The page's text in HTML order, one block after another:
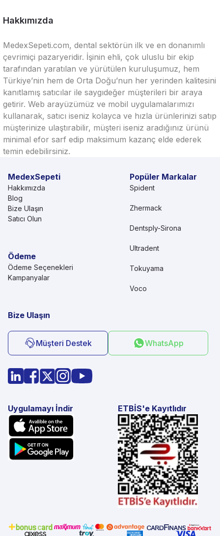
Hakkımızda
MedexSepeti.com, dental sektörün ilk ve en donanımlı
çevrimiçi pazaryeridir. İşinin ehli, çok uluslu bir ekip
tarafından yaratılan ve yürütülen kuruluşumuz, hem
Türkiye’nin hem de Orta Doğu’nun her yerinden kalitesini
kanıtlamış satıcılar ile saygıdeğer müşterileri bir araya
getirir. Web arayüzümüz ve mobil uygulamalarımızı
kullanarak, satıcı iseniz kolayca ve hızla ürünlerinizi satıp
müşterinize ulaştırabilir, müşteri iseniz aradığınız ürünü
minimal efor sarf edip maksimum kazanç elde ederek
temin edebilirsiniz.
MedexSepeti
Hakkımızda
Blog
Bize Ulaşın
Satıcı Olun
Ödeme
Ödeme Seçenekleri
Kampanyalar
Popüler Markalar
Spident
Zhermack
Dentsply-Sirona
Ultradent
Tokuyama
Voco
Bize Ulaşın
Müşteri Destek WhatsApp
Uygulamayı İndir ETBİS'e Kayıtlıdır